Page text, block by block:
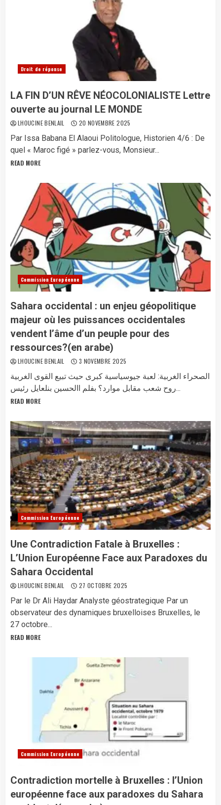
Droit de réponse
LA FIN D’UN RÊVE NÉOCOLONIALISTE Lettre
ouverte au journal LE MONDE
LHOUCINE BENLAIL 20 NOVEMBRE 2025
Par Issa Babana El Alaoui Politologue, Historien 4/6 : De
quel « Maroc figé » parlez-vous, Monsieur...
READ MORE
Commission Européenne
Sahara occidental : un enjeu géopolitique
majeur où les puissances occidentales
vendent l’âme d’un peuple pour des
ressources?(en arabe)
LHOUCINE BENLAIL 3 NOVEMBRE 2025
الصحراء الغربية: لعبة جيوسياسية كبرى حيث تبيع القوى الغربية
روح شعب مقابل موارد؟ بفلم االحسين بنلعايل رئيس...
READ MORE
Commission Européenne
Une Contradiction Fatale à Bruxelles :
L’Union Européenne Face aux Paradoxes du
Sahara Occidental
LHOUCINE BENLAIL 27 OCTOBRE 2025
Par le Dr Ali Haydar Analyste géostrategique Par un
observateur des dynamiques bruxelloises Bruxelles, le
27 octobre...
READ MORE
Commission Européenne
Contradiction mortelle à Bruxelles : l’Union
européenne face aux paradoxes du Sahara